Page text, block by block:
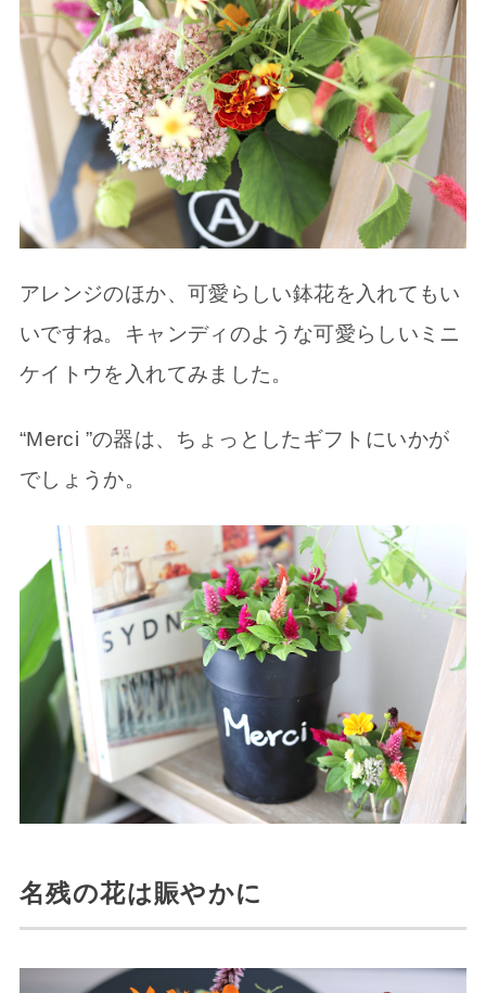
アレンジのほか、可愛らしい鉢花を入れてもい
いですね。キャンディのような可愛らしいミニ
ケイトウを入れてみました。
“Merci ”の器は、ちょっとしたギフトにいかが
でしょうか。
名残の花は賑やかに